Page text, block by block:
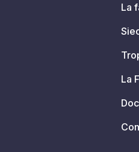
La
La